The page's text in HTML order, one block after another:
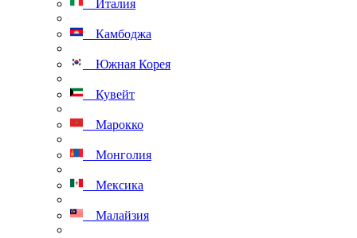
Италия
Камбоджа
Южная Корея
Кувейт
Марокко
Монголия
Мексика
Малайзия